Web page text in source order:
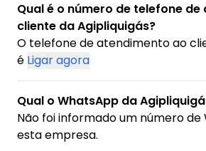
Qual é o número de telefone
cliente da Agipliquigás?
O telefone de atendimento ao
é Ligar agora
Qual o WhatsApp da
Não foi informado um número
esta empresa.